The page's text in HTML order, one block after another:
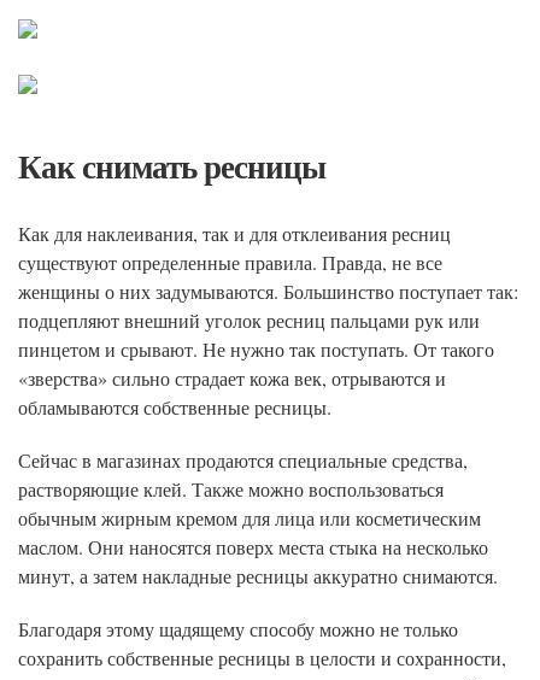
Как снимать ресницы
Как для наклеивания, так и для отклеивания ресниц
существуют определенные правила. Правда, не все
женщины о них задумываются. Большинство поступает так:
подцепляют внешний уголок ресниц пальцами рук или
пинцетом и срывают. Не нужно так поступать. От такого
«зверства» сильно страдает кожа век, отрываются и
обламываются собственные ресницы.
Сейчас в магазинах продаются специальные средства,
растворяющие клей. Также можно воспользоваться
обычным жирным кремом для лица или косметическим
маслом. Они наносятся поверх места стыка на несколько
минут, а затем накладные ресницы аккуратно снимаются.
Благодаря этому щадящему способу можно не только
сохранить собственные ресницы в целости и сохранности,